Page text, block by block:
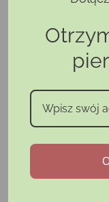
MIESZANKA
MASAŻU